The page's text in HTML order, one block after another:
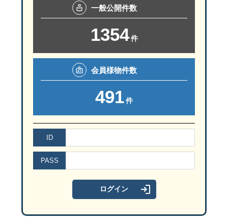
一般公開件数
1354 件
会員様物件数
491件
ID
PASS